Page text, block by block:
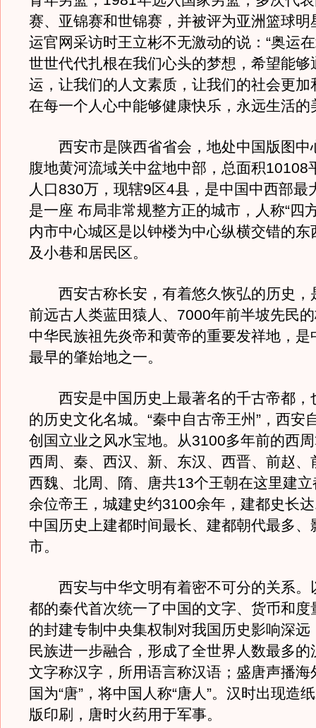
赛、亚锦赛和世锦赛，并被评为亚洲篮球明
运官网采访时王立彬不无激动的说：“奥运
世世代代扎根在我们心头的梦想，希望能够
运，让我们的人文素质，让我们的社会更加
在每一个人心中能够健康快乐，永远生活的
西安市是陕西省省会，地处中国版图中
腹地黄河流域关中盆地中部，总面积10108
人口830万，现辖9区4县，是中国中西部最
是一座 布局非常规整方正的城市，人称“四
内市中心城区是以钟楼为中心纵横交错的东
及小巷和居民区。
西安古称长安，有着悠久恢弘的历史，
前远古人类蓝田猿人、7000年前半坡先民
中华民族祖先炎帝和黄帝的重要发祥地，是
最早的肇始地之一。
西安是中国历史上最著名的千古帝都，
的历史文化名城。“秦中自古帝王州”，西安
创国立业之风水宝地。从3100多年前的西
西周、秦、西汉、新、东汉、西晋、前赵、
西魏、北周、隋、唐共13个王朝在这里建
余位帝王，城建史约3100余年，建都史长
中国历史上建都时间最长、建都朝代最多、
市。
西安与中华文明有着密不可分的关系。
都的秦代首次统一了中国的文字、货币和度
的封建专制中央集权制对我国历史影响深远
民族进一步融合，形成了全世界人数最多的
文字称汉字，所用语言称汉语；盛唐声播海
国为“唐”，将中国人称“唐人”。汉时出现造
版印刷，唐时火药用于军事。